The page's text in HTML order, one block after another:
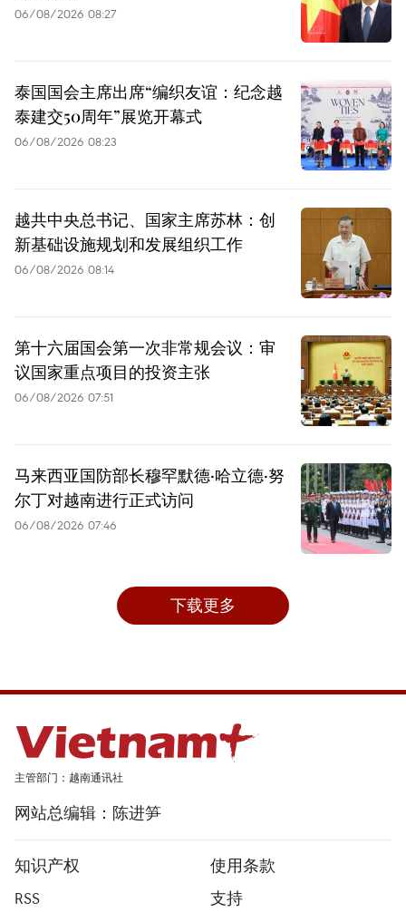
06/08/2026 08:27
泰国国会主席出席“编织友谊：纪念越
泰建交50周年”展览开幕式
06/08/2026 08:23
越共中央总书记、国家主席苏林：创
新基础设施规划和发展组织工作
06/08/2026 08:14
第十六届国会第一次非常规会议：审
议国家重点项目的投资主张
06/08/2026 07:51
马来西亚国防部长穆罕默德·哈立德·努
尔丁对越南进行正式访问
06/08/2026 07:46
下载更多
主管部门：越南通讯社
网站总编辑：陈进笋
知识产权
使用条款
RSS
支持